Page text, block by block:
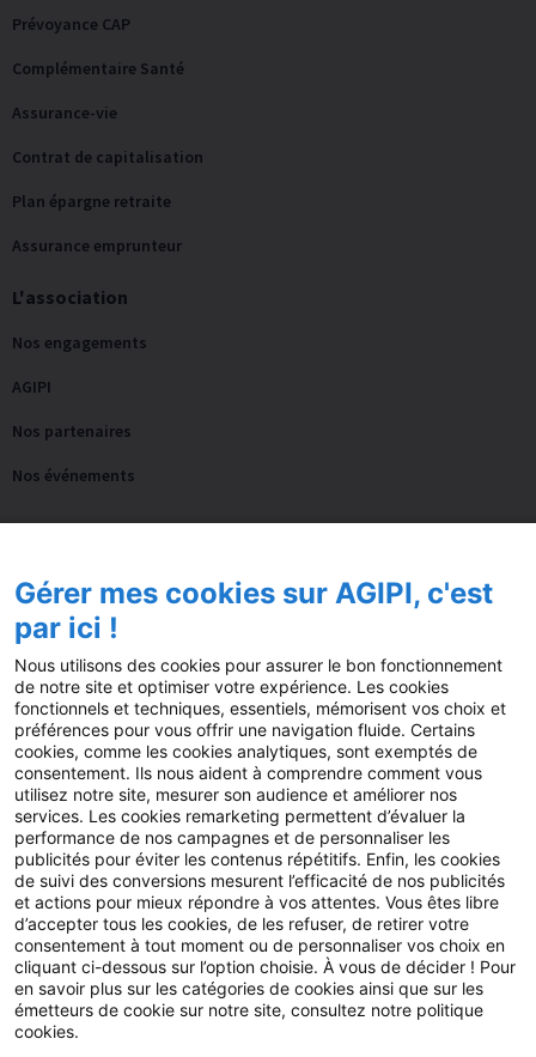
Prévoyance CAP
Complémentaire Santé
Assurance-vie
Contrat de capitalisation
Plan épargne retraite
Assurance emprunteur
L'association
Nos engagements
AGIPI
Nos partenaires
Nos événements
Actualités
Blog
Guides
Fil AGIPI
L’actu pro de la semaine
Presse
FAQ
Nos autres sites
Fonds de dotation AGIPI
Gérer mes cookies sur AGIPI, c'est
par ici !
Nous utilisons des cookies pour assurer le bon fonctionnement
de notre site et optimiser votre expérience. Les cookies
fonctionnels et techniques, essentiels, mémorisent vos choix et
préférences pour vous offrir une navigation fluide. Certains
cookies, comme les cookies analytiques, sont exemptés de
consentement. Ils nous aident à comprendre comment vous
utilisez notre site, mesurer son audience et améliorer nos
services. Les cookies remarketing permettent d’évaluer la
performance de nos campagnes et de personnaliser les
publicités pour éviter les contenus répétitifs. Enfin, les cookies
de suivi des conversions mesurent l’efficacité de nos publicités
et actions pour mieux répondre à vos attentes. Vous êtes libre
d’accepter tous les cookies, de les refuser, de retirer votre
consentement à tout moment ou de personnaliser vos choix en
cliquant ci-dessous sur l’option choisie. À vous de décider ! Pour
en savoir plus sur les catégories de cookies ainsi que sur les
émetteurs de cookie sur notre site, consultez notre politique
cookies.